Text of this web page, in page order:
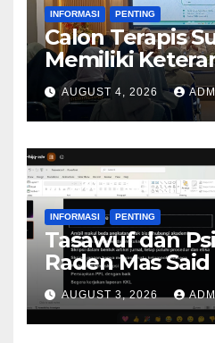
INFORMASI PENTING
Calon Terapis
Memiliki
Memadai
AUGUST 4, 2026
INFORMASI PENTING
Tasawuf dan
Raden Mas
Peningkatan
dengan
Penelitian
AUGUST 3, 2026